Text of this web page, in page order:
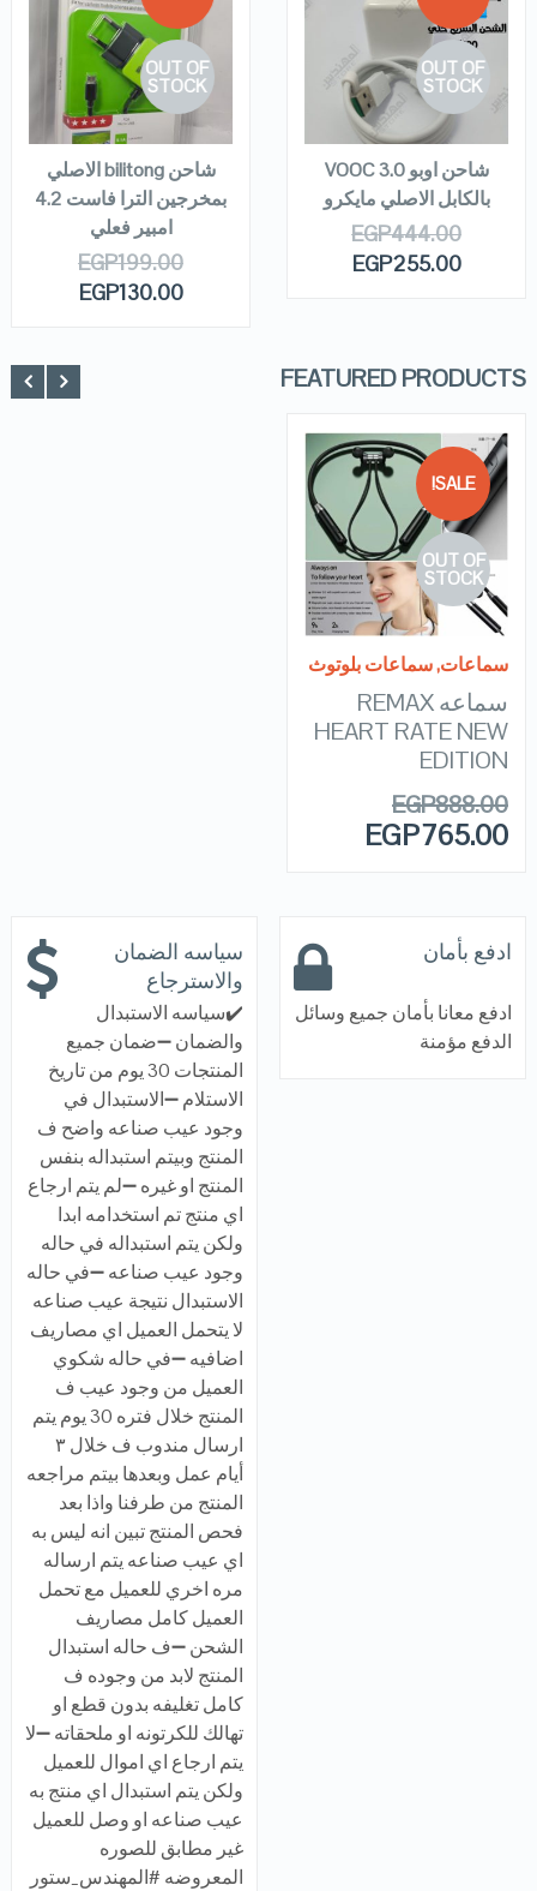
OUT OF
STOCK
QUICK LOOK
VIEW DETAILS
READ MORE
شاحن اوبو VOOC 3.0
بالكابل الاصلي مايكرو
EGP444.00
EGP255.00
OUT OF
STOCK
QUICK LOOK
VIEW DETAILS
READ MORE
شاحن bilitong الاصلي
بمخرجين الترا فاست 4.2
امبير فعلي
EGP199.00
EGP130.00
FEATURED PRODUCTS
SALE!
OUT OF
STOCK
QUICK LOOK
VIEW DETAILS
READ MORE
سماعات,سماعات بلوتوث
سماعه REMAX
HEART RATE NEW
EDITION
EGP888.00
EGP765.00
ادفع بأمان
ادفع معانا بأمان جميع وسائل
الدفع مؤمنة
سياسه الضمان
والاسترجاع
✔️سياسه الاستبدال
والضمان ➖ضمان جميع
المنتجات 30 يوم من تاريخ
الاستلام ➖الاستبدال في
وجود عيب صناعه واضح ف
المنتج وبيتم استبداله بنفس
المنتج او غيره ➖لم يتم ارجاع
اي منتج تم استخدامه ابدا
ولكن يتم استبداله في حاله
وجود عيب صناعه ➖في حاله
الاستبدال نتيجة عيب صناعه
لا يتحمل العميل اي مصاريف
اضافيه ➖في حاله شكوي
العميل من وجود عيب ف
المنتج خلال فتره 30 يوم يتم
ارسال مندوب ف خلال ٣
أيام عمل وبعدها بيتم مراجعه
المنتج من طرفنا واذا بعد
فحص المنتج تبين انه ليس به
اي عيب صناعه يتم ارساله
مره اخري للعميل مع تحمل
العميل كامل مصاريف
الشحن ➖ف حاله استبدال
المنتج لابد من وجوده ف
كامل تغليفه بدون قطع او
تهالك للكرتونه او ملحقاته ➖لا
يتم ارجاع اي اموال للعميل
ولكن يتم استبدال اي منتج به
عيب صناعه او وصل للعميل
غير مطابق للصوره
المعروضه #المهندس_ستور